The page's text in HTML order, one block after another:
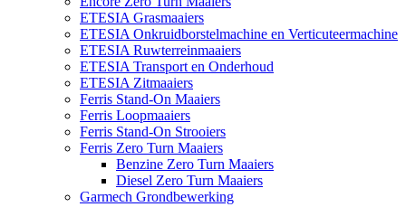
ETESIA Grasmaaiers
ETESIA Onkruidborstelmachine en Verticuteermachine
ETESIA Ruwterreinmaaiers
ETESIA Transport en Onderhoud
ETESIA Zitmaaiers
Ferris Stand-On Maaiers
Ferris Loopmaaiers
Ferris Stand-On Strooiers
Ferris Zero Turn Maaiers
Benzine Zero Turn Maaiers
Diesel Zero Turn Maaiers
Garmech Grondbewerking